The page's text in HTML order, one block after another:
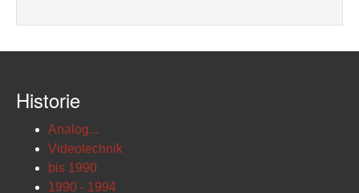
Historie
Analog...
Videotechnik
bis 1990
1990 - 1994